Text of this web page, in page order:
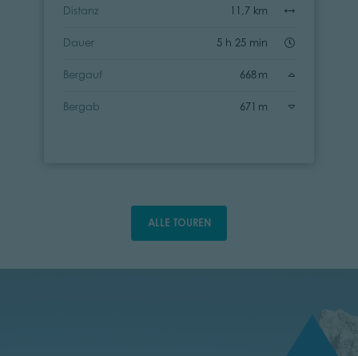
Distanz 11,7 km
Dauer 5 h 25 min
Bergauf 668 m
Bergab 671 m
ALLE TOUREN